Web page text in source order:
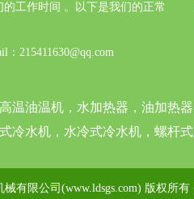
工作时间 。以下是我们的正常
215411630@qq.com
温油温机，水加热器，油加热
冷水机，水冷式冷水机，螺杆
有限公司(www.ldsgs.com) 版权所有